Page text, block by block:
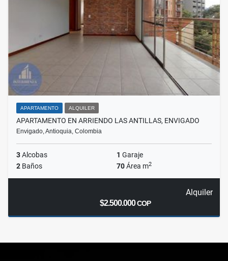
APARTAMENTO ALQUILER
APARTAMENTO EN ARRIENDO LAS ANTILLAS, ENVIGADO
Envigado, Antioquia, Colombia
3Alcobas 1 Garaje
2 Baños 70Área m2
Alquiler
$2.500.000COP